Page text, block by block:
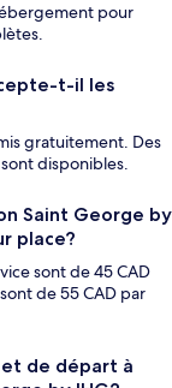
pour
t-il les
gratuitement. Des
disponibles.
Saint George by
place?
sont de 45 CAD
de 55 CAD par
et de départ à